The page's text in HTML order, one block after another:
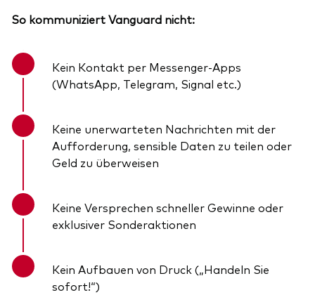
So kommuniziert Vanguard nicht:
Kein Kontakt per Messenger-Apps
(WhatsApp, Telegram, Signal etc.)
Keine unerwarteten Nachrichten mit der
Aufforderung, sensible Daten zu teilen oder
Geld zu überweisen
Keine Versprechen schneller Gewinne oder
exklusiver Sonderaktionen
Kein Aufbauen von Druck („Handeln Sie
sofort!“)